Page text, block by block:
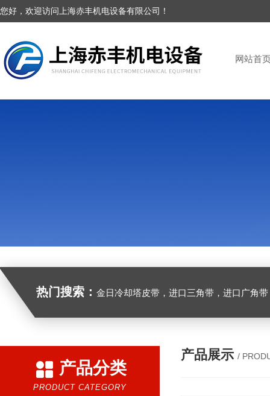
您好，欢迎访问上海赤丰机电设备有限公司！
网站首
热门搜索： 金日冷却塔皮带，进口三角带，进口广角带，进口同步带，进口空压机皮
产品分类
PRODUCT CATEGORY
产品展示 /